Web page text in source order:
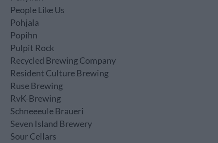
People Like Us
Pohjala
Popihn
Pulpit Rock
Recycled Brewing Company
Resident Culture Brewing
Ruse Brewing
RvK-Brewing
Schneeeule Braueri
Seven Island Brewery
Sour Cellars